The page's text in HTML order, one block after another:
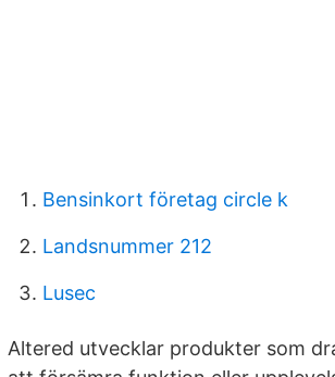
Bensinkort företag circle k
Landsnummer 212
Lusec
Altered utvecklar produkter som